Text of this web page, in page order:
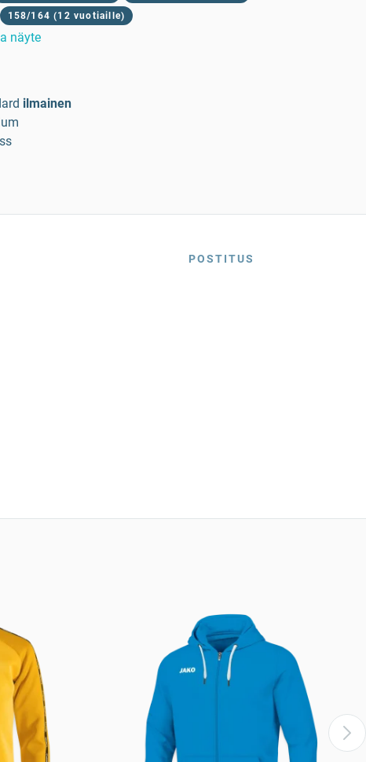
158/164 (12 vuotiaille)
näyte
ilmainen
POSTITUS